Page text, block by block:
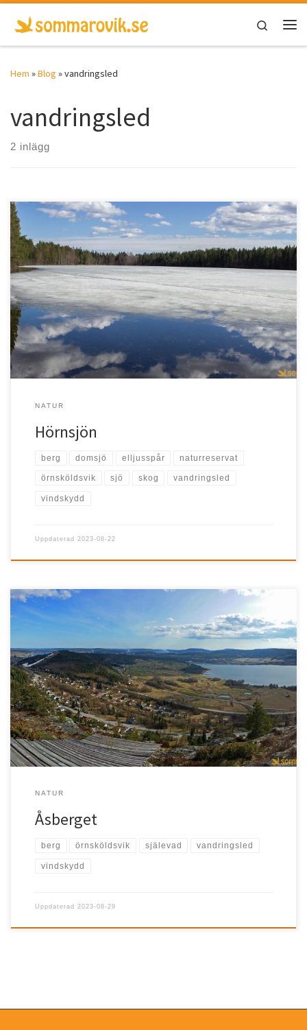
Hoppa till innehåll
Search
Hem »Blog »vandringsled
vandringsled
2 inlägg
Örnsköldsvik Hörnsjöns naturreservat har en area på 0,0785 km²
och ligger 81,2 meter över havet.Sträckan […]
NATUR
Hörnsjön
berg domsjö elljusspår naturreservat
örnsköldsvik sjö skog vandringsled
vindskydd
Uppdaterad 2023-08-22
Örnsköldsvik Åsberget ligger väster om centrala Örnsköldsvik. Här
har man vacker utsikt åt söder, över […]
NATUR
Åsberget
berg örnsköldsvik själevad vandringsled
vindskydd
Uppdaterad 2023-08-29